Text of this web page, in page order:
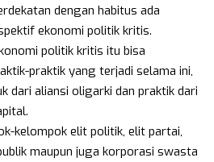
dengan habitus ada
ekonomi politik kritis.
politik kritis itu bisa
praktik yang terjadi selama ini,
dari aliansi oligarki dan praktik dari
kelompok elit politik, elit partai,
maupun juga korporasi swasta